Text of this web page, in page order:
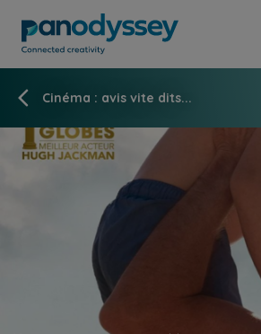
Cinéma : avis vite dits...